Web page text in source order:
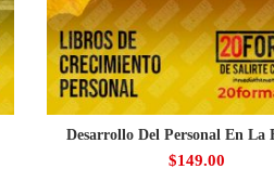
Desarrollo Del Personal En La
$149.00